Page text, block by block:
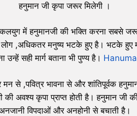
हनुमान जी कृपा जरूर मिलेगी ।
कलयुग में हनुमानजी की भक्ति करना सबसे
,अधिकतर मनुष्य भटके हुए है। भटके हुए
सही मार्ग बताना भी पुण्य है।
से ,पवित्र भावना से और शांतिपूर्वक
अवश्य कृपा प्राप्त होती है। हनुमान जी
विपदाओं और अनहोनी से बचाती है।